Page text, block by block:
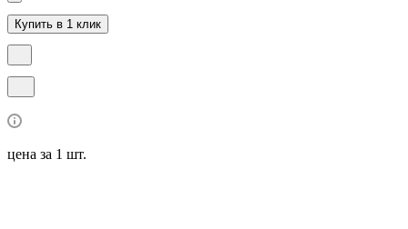
Купить в 1 клик
цена за 1 шт.